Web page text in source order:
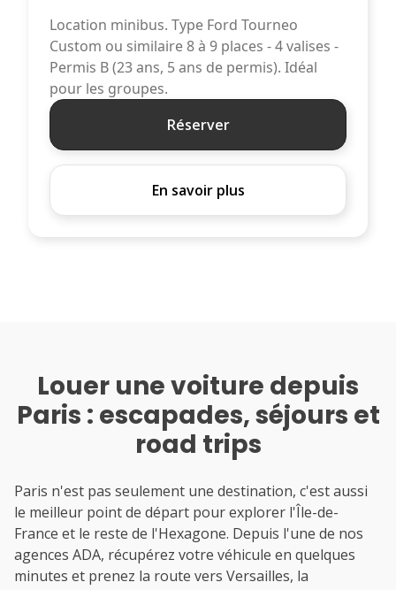
Location minibus. Type Ford Tourneo
Custom ou similaire 8 à 9 places - 4 valises -
Permis B (23 ans, 5 ans de permis). Idéal
pour les groupes.
Réserver
En savoir plus
Louer une voiture depuis
Paris : escapades, séjours et
road trips
Paris n'est pas seulement une destination, c'est aussi
le meilleur point de départ pour explorer l'Île-de-
France et le reste de l'Hexagone. Depuis l'une de nos
agences ADA, récupérez votre véhicule en quelques
minutes et prenez la route vers Versailles, la